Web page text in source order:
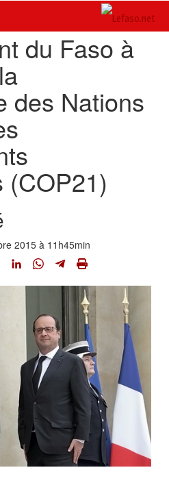
Michel Kafando
du Faso à
des Nations
(COP21)
2015 à 11h45min